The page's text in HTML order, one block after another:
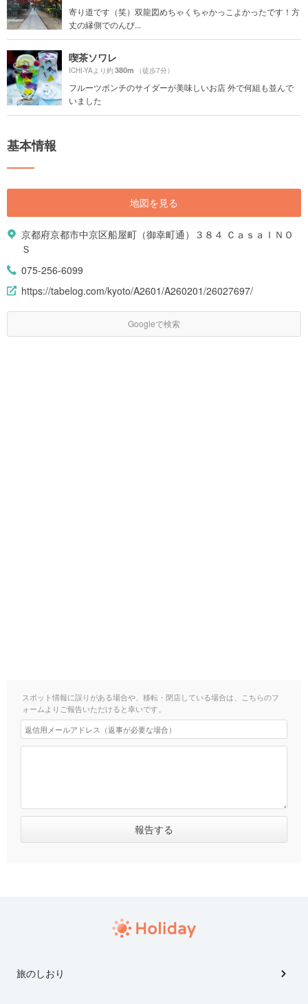
寄り道です（笑）双龍図めちゃくちゃかっこよかったです！方
丈の縁側でのんび...
喫茶ソワレ
ICHI-YAより約380m （徒歩7分）
フルーツポンチのサイダーが美味しいお店 外で何組も並んで
いました
基本情報
地図を見る
京都府京都市中京区船屋町（御幸町通）３８４ ＣａｓａＩＮＯ
Ｓ
075-256-6099
https://tabelog.com/kyoto/A2601/A260201/26027697/
Googleで検索
スポット情報に誤りがある場合や、移転・閉店している場合は、こちらのフ
ォームよりご報告いただけると幸いです。
旅のしおり